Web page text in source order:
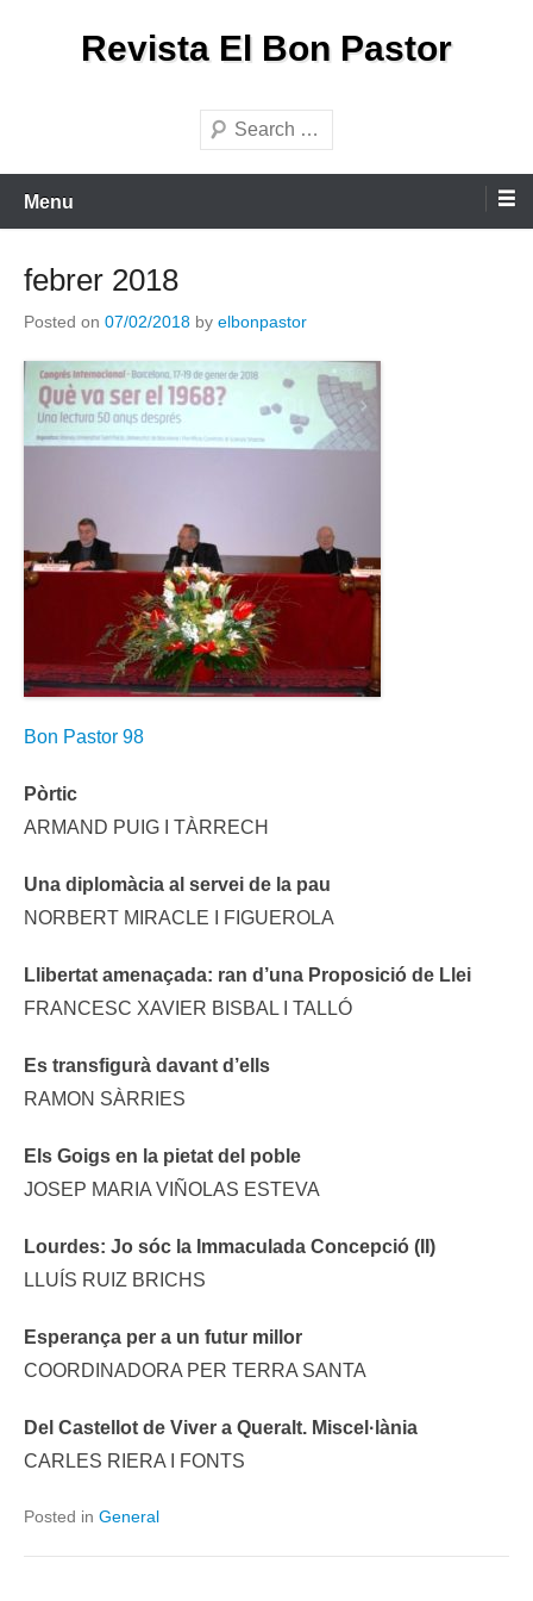
Revista El Bon Pastor
Search
Menu
febrer 2018
Posted on 07/02/2018 by elbonpastor
Bon Pastor 98
Pòrtic
ARMAND PUIG I TÀRRECH
Una diplomàcia al servei de la pau
NORBERT MIRACLE I FIGUEROLA
Llibertat amenaçada: ran d’una Proposició de Llei
FRANCESC XAVIER BISBAL I TALLÓ
Es transfigurà davant d’ells
RAMON SÀRRIES
Els Goigs en la pietat del poble
JOSEP MARIA VIÑOLAS ESTEVA
Lourdes: Jo sóc la Immaculada Concepció (II)
LLUÍS RUIZ BRICHS
Esperança per a un futur millor
COORDINADORA PER TERRA SANTA
Del Castellot de Viver a Queralt. Miscel·lània
CARLES RIERA I FONTS
Posted in General